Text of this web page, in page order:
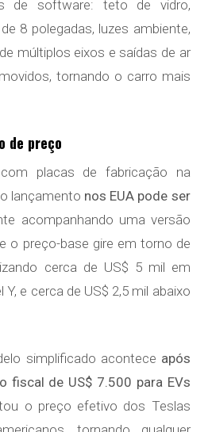
de software: teto de vidro,
8 polegadas, luzes ambiente,
múltiplos eixos e saídas de ar
tornando o carro mais
de preço
placas de fabricação na
lançamento nos EUA pode ser
acompanhando uma versão
o preço-base gire em torno de
cerca de US$ 5 mil em
e cerca de US$ 2,5 mil abaixo
simplificado acontece após
fiscal de US$ 7.500 para EVs
o preço efetivo dos Teslas